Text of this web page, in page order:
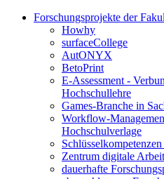
Forschungsprojekte der
Howhy
surfaceCollege
AutONYX
BetoPrint
E-Assessment -
Hochschullehre
Games-Branche in
Workflow-
Hochschulverlage
Zentrum digitale Arbeit
dauerhafte